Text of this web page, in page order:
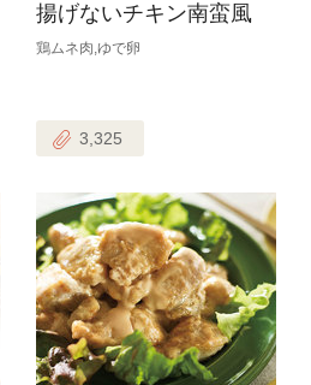
揚げないチキン南蛮風
鶏ムネ肉,ゆで卵
3,325